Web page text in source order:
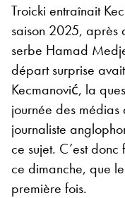
Troicki entraînait
saison 2025, après
serbe Hamad
départ surprise
Kecmanović, la
journée des
journaliste
ce sujet. C’est
ce dimanche, que
première fois.